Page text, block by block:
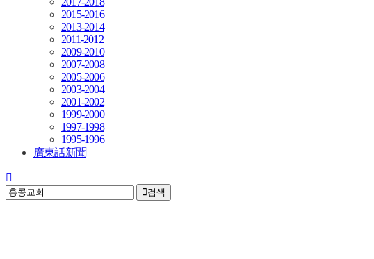
2015-2016
2013-2014
2011-2012
2009-2010
2007-2008
2005-2006
2003-2004
2001-2002
1999-2000
1997-1998
1995-1996
廣東話新聞
검색